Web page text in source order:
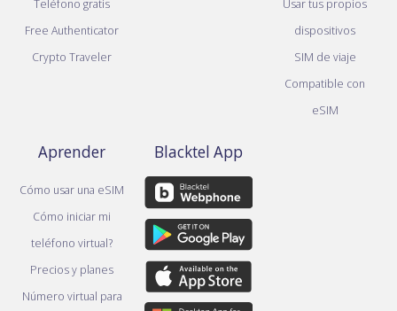
Teléfono gratis
Free Authenticator
Crypto Traveler
Usar tus propios
dispositivos
SIM de viaje
Compatible con
eSIM
Aprender
Cómo usar una eSIM
Cómo iniciar mi
teléfono virtual?
Precios y planes
Número virtual para
Blacktel App